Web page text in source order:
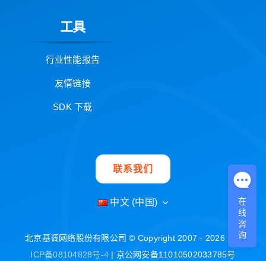
工具
行业性能报告
友情链接
SDK 下载
联系我们
中文 (中国)
北京基调网络股份有限公司 © Copyright 2007 - 2026 |
京
ICP备08104828号-4 | 京公网安备11010502033785号
在
线
咨
询